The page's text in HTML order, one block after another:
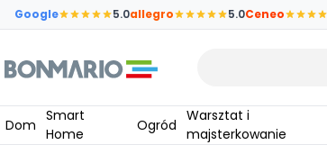
Przejdź do głównej zawartości strony
Google 5.0allegro 5.0Ceneo
Dom
Smart
Home
Ogród
Warsztat i
majsterkowanie